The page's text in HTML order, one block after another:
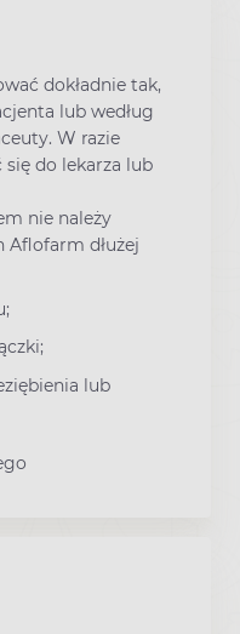
dokładnie tak,
lub według
W razie
do lekarza lub
nie należy
dłużej
lub